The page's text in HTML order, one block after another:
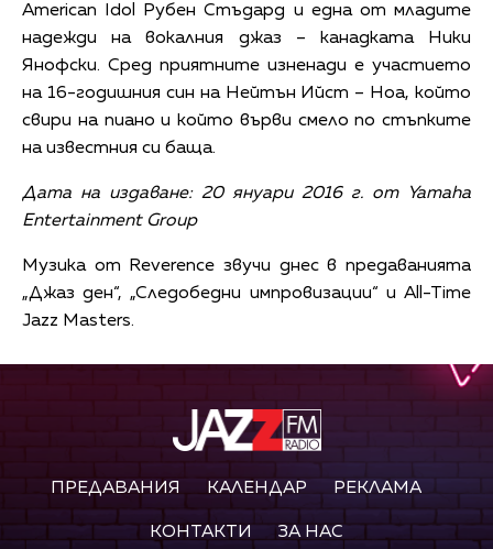
American Idol Рубен Стъдард и една от младите
надежди на вокалния джаз – канадката Ники
Янофски. Сред приятните изненади е участието
на 16-годишния син на Нейтън Ийст – Ноа, който
свири на пиано и който върви смело по стъпките
на известния си баща.
Дата на издаване: 20 януари 2016 г. от Yamaha
Entertainment Group
Музика от Reverence звучи днес в предаванията
„Джаз ден“, „Следобедни импровизации“ и All-Time
Jazz Masters.
ПРЕДАВАНИЯ КАЛЕНДАР РЕКЛАМА
КОНТАКТИ ЗА НАС